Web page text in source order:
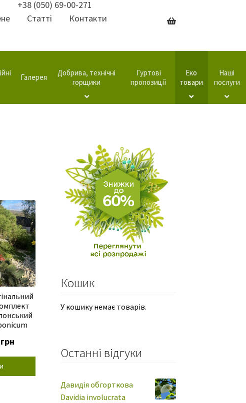
Статті Контакти
+38 (050) 69-00-271
Галерея
Добрива, технічні
горщики
Гуртові
пропозиції
Еко
товари
Наші
послуги
грн
Кошик
У кошику немає товарів.
Останні відгуки
Давидія обгорткова
Davidia involucrata